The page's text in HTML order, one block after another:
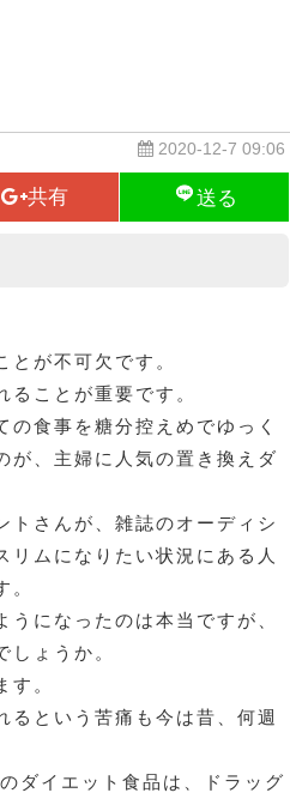
2020-12-7 09:06
事ベスト３
が不可欠です。
ことが重要です。
食事を糖分控えめでゆっく
が、主婦に人気の置き換えダ
トさんが、雑誌のオーディシ
リムになりたい状況にある人
。
になったのは本当ですが、
ょうか。
。
るという苦痛も今は昔、何週
ダイエット食品は、ドラッグ